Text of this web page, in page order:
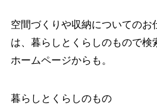
空間づくりや収納についてのお
は、暮らしとくらしのもので検
ホームページからも。
暮らしとくらしのもの